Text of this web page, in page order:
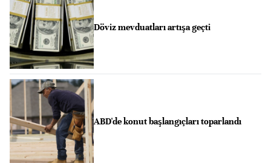
Döviz mevduatları artışa geçti
ABD'de konut başlangıçları toparlandı